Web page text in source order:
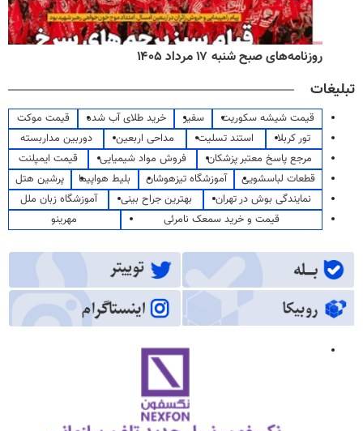
روزنامه‌های صبح شنبه ۱۷ مرداد ۱۴۰۵
تبلیغات
قیمت شیشه سکوریت سفیر خرید طلای آب شده
قیمت موکت
تور کربلا
استند تسلیت مداحی اربعین
دوربین مداربسته
مرجع پاسخ معتبر پزشکان
فروش مواد شیمیایی
قیمت ایمپلنت
قطعات لباسشویی
آموزشگاه تیزهوشان بلیط هواپیما
پرشین هتل
نمایندگی بوش در تهران
بهترین جراح بینی
آموزشگاه زبان ملل
قیمت و خرید سمعک نامرئی
مهرینو